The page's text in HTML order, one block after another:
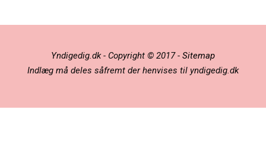
Yndigedig.dk - Copyright © 2017 - Sitemap
Indlæg må deles såfremt der henvises til yndigedig.dk